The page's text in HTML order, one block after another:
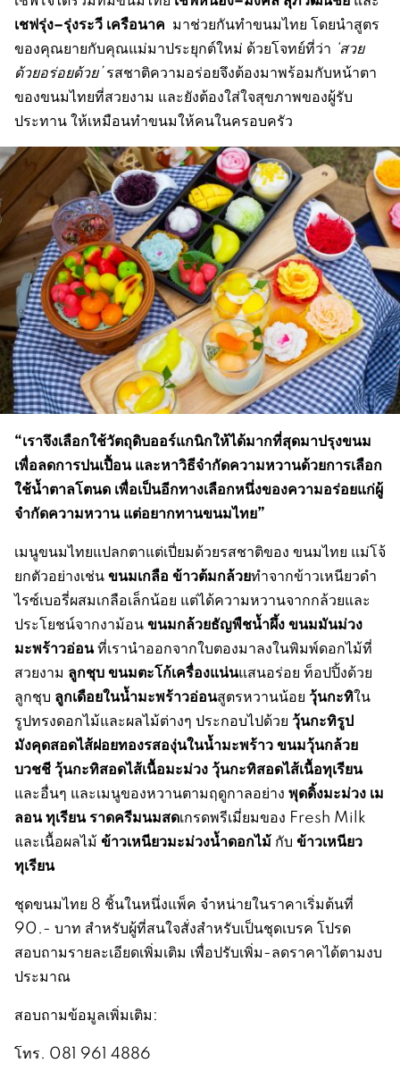
เชฟรุ่ง–รุ่งระวี เครือนาค มาช่วยกันทำขนมไทย โดยนำสูตร
ของคุณยายกับคุณแม่มาประยุกต์ใหม่ ด้วยโจทย์ที่ว่า ‘สวย
ด้วยอร่อยด้วย’รสชาติความอร่อยจึงต้องมาพร้อมกับหน้าตา
ของขนมไทยที่สวยงาม และยังต้องใส่ใจสุขภาพของผู้รับ
ประทาน ให้เหมือนทำขนมให้คนในครอบครัว
“เราจึงเลือกใช้วัตถุดิบออร์แกนิกให้ได้มากที่สุดมาปรุงขนม
เพื่อลดการปนเปื้อน และหาวิธีจำกัดความหวานด้วยการเลือก
ใช้น้ำตาลโตนด เพื่อเป็นอีกทางเลือกหนึ่งของความอร่อยแก่ผู้
จำกัดความหวาน แต่อยากทานขนมไทย”
เมนูขนมไทยแปลกตาแต่เปี่ยมด้วยรสชาติของ ขนมไทย แม่โจ้
ยกตัวอย่างเช่นขนมเกลือ ข้าวต้มกล้วยทำจากข้าวเหนียวดำ
ไรซ์เบอรี่ผสมเกลือเล็กน้อย แต่ได้ความหวานจากกล้วยและ
ประโยชน์จากงาม้อนขนมกล้วยธัญพืชน้ำผึ้ง ขนมมันม่วง
มะพร้าวอ่อนที่เรานำออกจากใบตองมาลงในพิมพ์ดอกไม้ที่
สวยงาม ลูกชุบขนมตะโก้เครื่องแน่นแสนอร่อย ท็อปปิ้งด้วย
ลูกชุบ ลูกเดือยในน้ำมะพร้าวอ่อนสูตรหวานน้อย วุ้นกะทิใน
รูปทรงดอกไม้และผลไม้ต่างๆ ประกอบไปด้วย วุ้นกะทิรูป
มังคุดสอดไส้ฝอยทองรสองุ่นในน้ำมะพร้าว ขนมวุ้นกล้วย
บวชชี วุ้นกะทิสอดไส้เนื้อมะม่วง วุ้นกะทิสอดไส้เนื้อทุเรียน
และอื่นๆ และเมนูของหวานตามฤดูกาลอย่าง พุดดิ้งมะม่วง เม
ลอน ทุเรียน ราดครีมนมสดเกรดพรีเมี่ยมของ Fresh Milk
และเนื้อผลไม้ข้าวเหนียวมะม่วงน้ำดอกไม้ กับ ข้าวเหนียว
ทุเรียน
ชุดขนมไทย 8 ชิ้นในหนึ่งแพ็ค จำหน่ายในราคาเริ่มต้นที่
90.- บาท สำหรับผู้ที่สนใจสั่งสำหรับเป็นชุดเบรค โปรด
สอบถามรายละเอียดเพิ่มเติม เพื่อปรับเพิ่ม-ลดราคาได้ตามงบ
ประมาณ
สอบถามข้อมูลเพิ่มเติม:
โทร. 081 961 4886